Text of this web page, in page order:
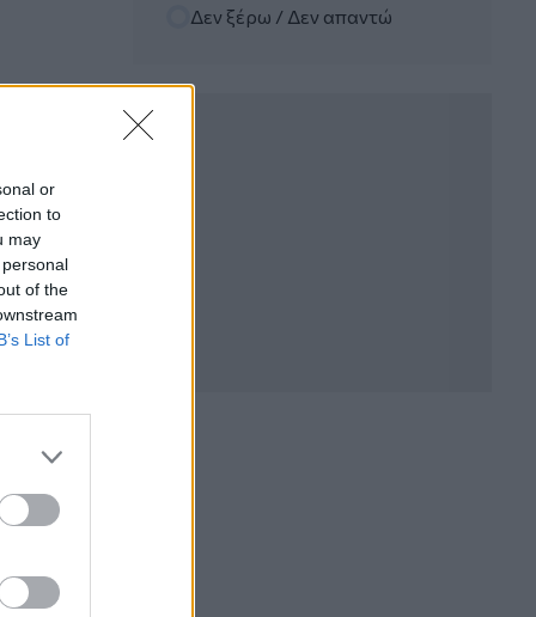
or
to
may
of the
List of
Forum: Ένα στα πέντε καινοτόμα
φάρμακα φτάνει τελικά στην Ελλάδα
Δεν ξέρω / Δεν απαντώ